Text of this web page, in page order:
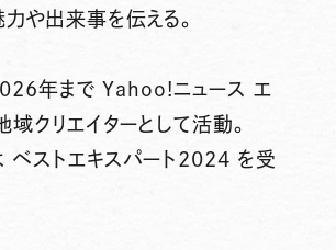
や出来事を伝える。
年まで Yahoo!ニュース エ
域クリエイターとして活動。
ストエキスパート2024 を受